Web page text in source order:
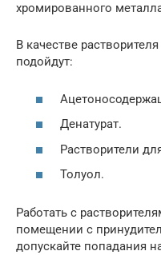
хромированного
В качестве
подойдут:
Денатурат.
Растворители
Толуол.
Работать с
помещении с
допускайте попадания